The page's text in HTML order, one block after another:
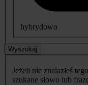
hybrydowo
Wyszukaj
Jeżeli nie znalazłeś
szukane słowo lub